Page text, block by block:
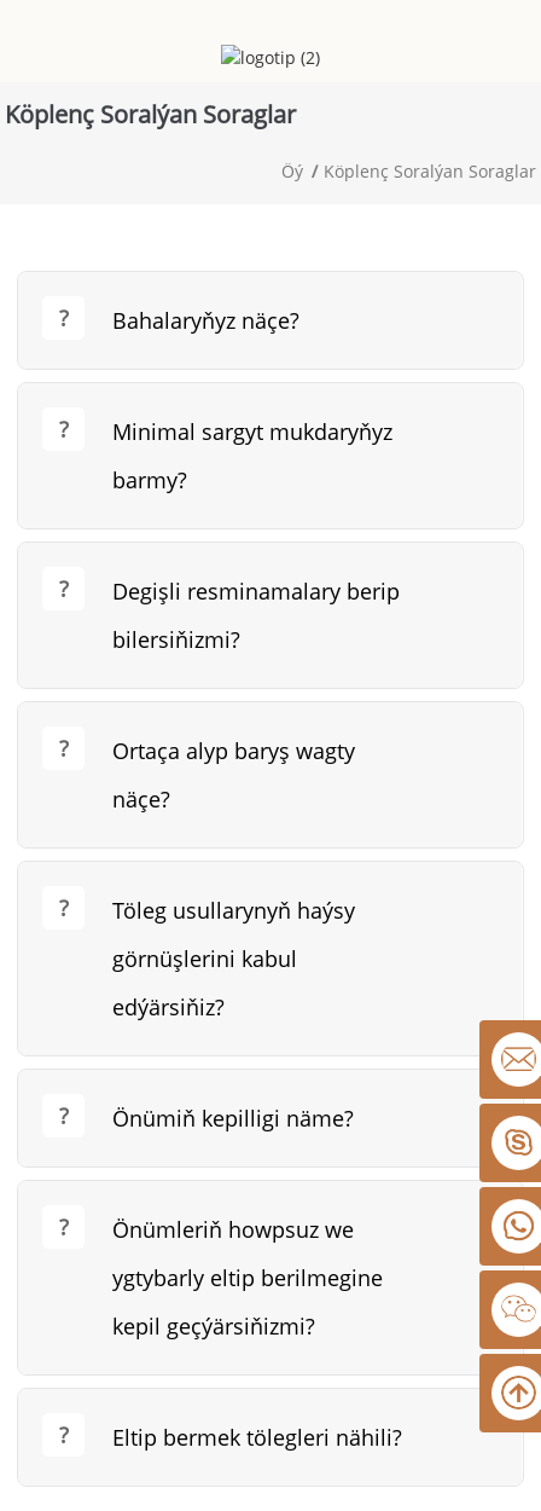
Köplenç Soralýan Soraglar
Öý Köplenç Soralýan Soraglar
Bahalaryňyz näçe?
Minimal sargyt mukdaryňyz
barmy?
Degişli resminamalary berip
bilersiňizmi?
Ortaça alyp baryş wagty
näçe?
Töleg usullarynyň haýsy
görnüşlerini kabul
edýärsiňiz?
Önümiň kepilligi näme?
Önümleriň howpsuz we
ygtybarly eltip berilmegine
kepil geçýärsiňizmi?
Eltip bermek tölegleri nähili?